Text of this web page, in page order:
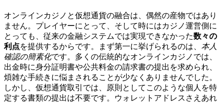
オンラインカジノと仮想通貨の融合は、偶然の産物ではあり
ません。プレイヤーにとって、そして時にはカジノ運営側に
とっても、従来の金融システムでは実現できなかった数々の
利点を提供するからです。まず第一に挙げられるのは、 本人
確認の簡素化です。多くの伝統的なオンラインカジノでは、
出金時に身分証明書や公共料金の請求書の提出を求められ、
煩雑な手続きに悩まされることが少なくありませんでした。
しかし、仮想通貨取引では、原則としてこのような個人を特
定する書類の提出は不要です。ウォレットアドレスさえあれ